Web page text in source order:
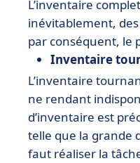
L’inventaire
inévitablement, des
par conséquent, le
Inventaire
L’inventaire
ne rendant
d’inventaire est
telle que la grande
faut réaliser la